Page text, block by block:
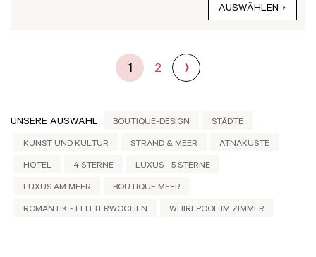
AUSWÄHLEN
1 2
UNSERE AUSWAHL: BOUTIQUE-DESIGN STÄDTE
KUNST UND KULTUR STRAND & MEER ÄTNAKÜSTE
HOTEL 4 STERNE LUXUS - 5 STERNE
LUXUS AM MEER BOUTIQUE MEER
ROMANTIK - FLITTERWOCHEN WHIRLPOOL IM ZIMMER